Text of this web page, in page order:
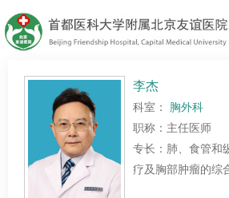
李杰
科室： 胸外科
职称：主任医师
专长：肺、食管和
疗及胸部肿瘤的综